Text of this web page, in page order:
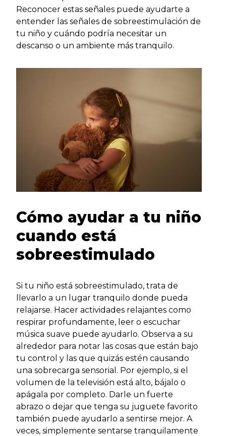
Reconocer estas señales puede ayudarte a
entender las señales de sobreestimulación de
tu niño y cuándo podría necesitar un
descanso o un ambiente más tranquilo.
Cómo ayudar a tu niño
cuando está
sobreestimulado
Si tu niño está sobreestimulado, trata de
llevarlo a un lugar tranquilo donde pueda
relajarse. Hacer actividades relajantes como
respirar profundamente, leer o escuchar
música suave puede ayudarlo. Observa a su
alrededor para notar las cosas que están bajo
tu control y las que quizás estén causando
una sobrecarga sensorial. Por ejemplo, si el
volumen de la televisión está alto, bájalo o
apágala por completo. Darle un fuerte
abrazo o dejar que tenga su juguete favorito
también puede ayudarlo a sentirse mejor. A
veces, simplemente sentarse tranquilamente